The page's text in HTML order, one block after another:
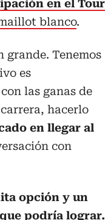
en el Tour
blanco.
grande. Tenemos
es
las ganas de
hacerlo
en llegar al
con
opción y un
podría lograr.